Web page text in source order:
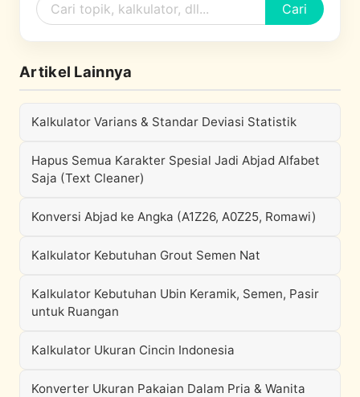
Cari
Artikel Lainnya
Kalkulator Varians & Standar Deviasi Statistik
Hapus Semua Karakter Spesial Jadi Abjad Alfabet
Saja (Text Cleaner)
Konversi Abjad ke Angka (A1Z26, A0Z25, Romawi)
Kalkulator Kebutuhan Grout Semen Nat
Kalkulator Kebutuhan Ubin Keramik, Semen, Pasir
untuk Ruangan
Kalkulator Ukuran Cincin Indonesia
Konverter Ukuran Pakaian Dalam Pria & Wanita